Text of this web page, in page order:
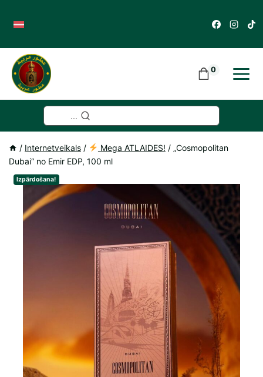
content
0
/ Internetveikals / Mega ATLAIDES! / „Cosmopolitan
Dubai“ no Emir EDP, 100 ml
Izpārdošana!